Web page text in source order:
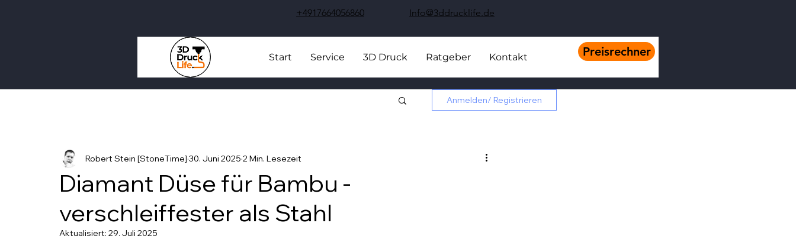
+4917664056860 Info@3ddrucklife.de
Start Service 3D Druck Ratgeber Kontakt Preisrechner
Anmelden/ Registrieren
Diamant Düse für Bambu -
verschleiffester als Stahl
Robert Stein [StoneTime] 30. Juni 2025 2 Min. Lesezeit
Aktualisiert: 29. Juli 2025